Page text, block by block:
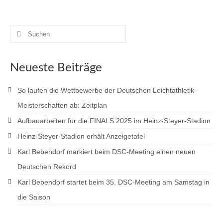
Suchen
nach:
Neueste Beiträge
So laufen die Wettbewerbe der Deutschen Leichtathletik-
Meisterschaften ab: Zeitplan
Aufbauarbeiten für die FINALS 2025 im Heinz-Steyer-Stadion
Heinz-Steyer-Stadion erhält Anzeigetafel
Karl Bebendorf markiert beim DSC-Meeting einen neuen
Deutschen Rekord
Karl Bebendorf startet beim 35. DSC-Meeting am Samstag in
die Saison